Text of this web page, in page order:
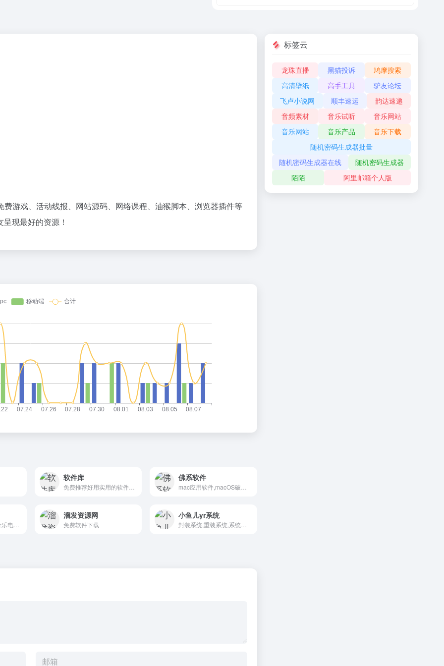
游戏、活动线报、网站源码、网络课程、油猴脚本、浏览器插件等
现最好的资源！
软件库
免费推荐好用实用的软件及资源
佛系软件
国外国内破解软件音乐电影游戏等资源分享
溜发资源网
免费软件下载
小鱼儿yr系统
标签云
龙珠直播 黑猫投诉
鸠摩搜索
高清壁纸
高手工具
驴友论坛
飞卢小说网
顺丰速运
韵达速递
音频素材
音乐试听
音乐网站
音乐网站
音乐产品
音乐下载
随机密码生成器批量
随机密码生成器在线
随机密码生成器
陌陌
阿里邮箱个人版